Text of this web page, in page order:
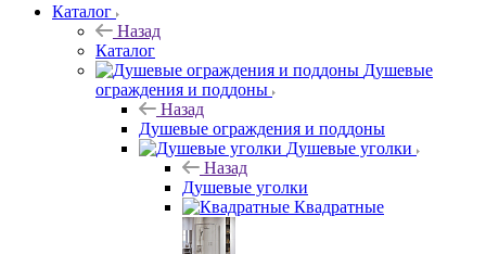
Каталог
Назад
Каталог
Душевые
ограждения и поддоны
Назад
Душевые ограждения и поддоны
Душевые уголки
Назад
Душевые уголки
Квадратные